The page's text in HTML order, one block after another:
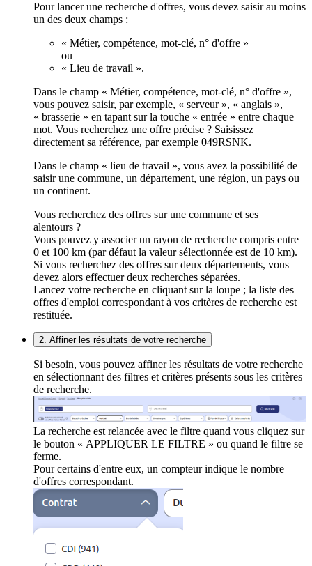
Pour lancer une recherche d'offres, vous devez saisir au moins
un des deux champs :
« Métier, compétence, mot-clé, n° d'offre »
ou
« Lieu de travail ».
Dans le champ « Métier, compétence, mot-clé, n° d'offre »,
vous pouvez saisir, par exemple, « serveur », « anglais »,
« brasserie » en tapant sur la touche « entrée » entre chaque
mot. Vous recherchez une offre précise ? Saisissez
directement sa référence, par exemple 049RSNK.
Dans le champ « lieu de travail », vous avez la possibilité de
saisir une commune, un département, une région, un pays ou
un continent.
Vous recherchez des offres sur une commune et ses
alentours ?
Vous pouvez y associer un rayon de recherche compris entre
0 et 100 km (par défaut la valeur sélectionnée est de 10 km).
Si vous recherchez des offres sur deux départements, vous
devez alors effectuer deux recherches séparées.
Lancez votre recherche en cliquant sur la loupe ; la liste des
offres d'emploi correspondant à vos critères de recherche est
restituée.
2. Affiner les résultats de votre recherche
Si besoin, vous pouvez affiner les résultats de votre recherche
en sélectionnant des filtres et critères présents sous les critères
de recherche.
La recherche est relancée avec le filtre quand vous cliquez sur
le bouton « APPLIQUER LE FILTRE » ou quand le filtre se
ferme.
Pour certains d'entre eux, un compteur indique le nombre
d'offres correspondant.